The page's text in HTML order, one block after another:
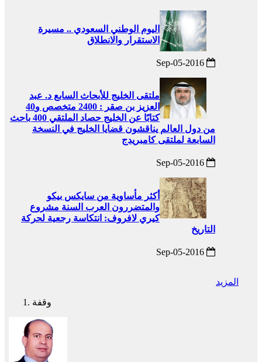
اليوم الوطني السعودي .. مسيرة
الاستقرار والانطلاق
ملتقى الخليج للأبحاث السابع د. عبد
العزيز بن صقر : 2400 متخصص و40
كتابًا عن الخليج حصاد الملتقي 400 باحث
من دول العالم يناقشون قضايا الخليج في النسخة
السابعة لملتقى كامبريدج
أكثر مأساوية من سايكس بيكو
والمتضررون العرب السنة مشروع
كيري لافروف: انتكاسة رجعية لحركة
التاريخ
المزيد
وقفة